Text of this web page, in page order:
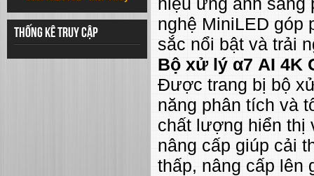
Thống kê truy cập
nghệ MiniLED góp
sắc nổi bật và trải
Bộ xử lý α7 AI 4K
Được trang bị bộ
năng phân tích và
chất lượng hiển thị
nâng cấp giúp cải
thấp, nâng cấp lên